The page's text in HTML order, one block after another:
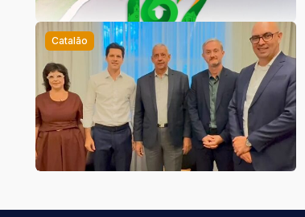
Catalão